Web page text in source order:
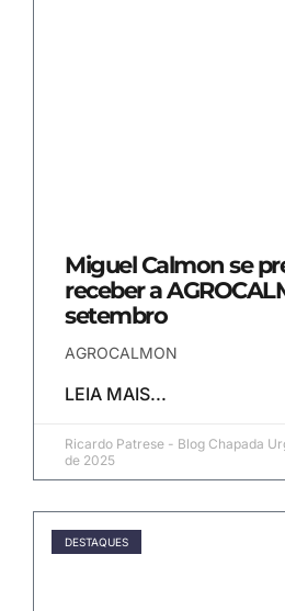
Miguel Calmon se
receber a
setembro
AGROCALMON
LEIA MAIS...
Ricardo Patrese - Blog Chapada
de 2025
DESTAQUES